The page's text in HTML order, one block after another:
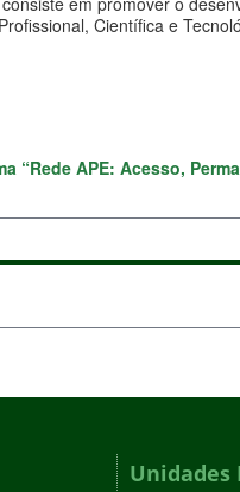
Científica e
“Rede APE: Acesso,
Unidades